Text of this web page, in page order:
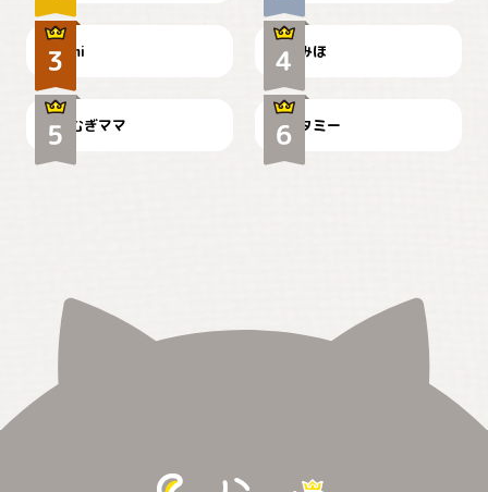
mi みほ
🌻とむぎ！
むぎママ
ドーベルマンのお友達邸に
て
タミー